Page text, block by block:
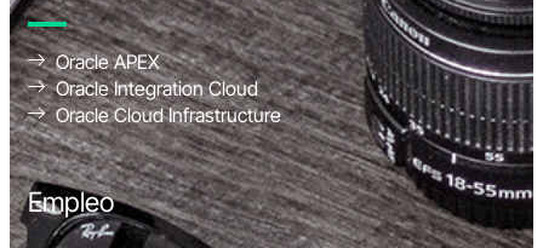
Oracle APEX
Oracle Integration Cloud
Oracle Cloud Infrastructure
Empleo